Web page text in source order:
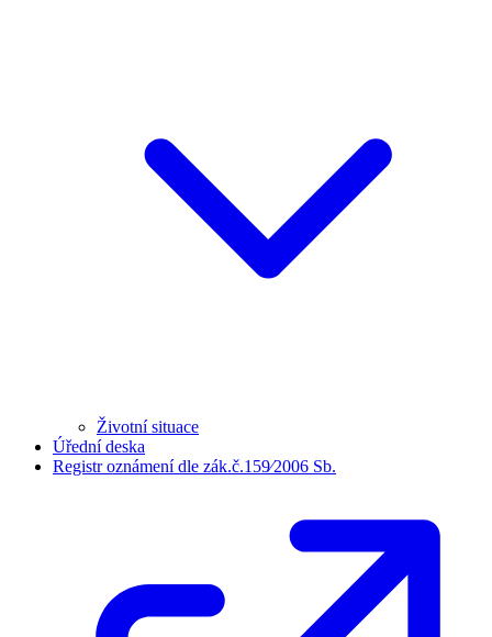
Životní situace
Úřední deska
Registr oznámení dle zák.č.159⁄2006 Sb.